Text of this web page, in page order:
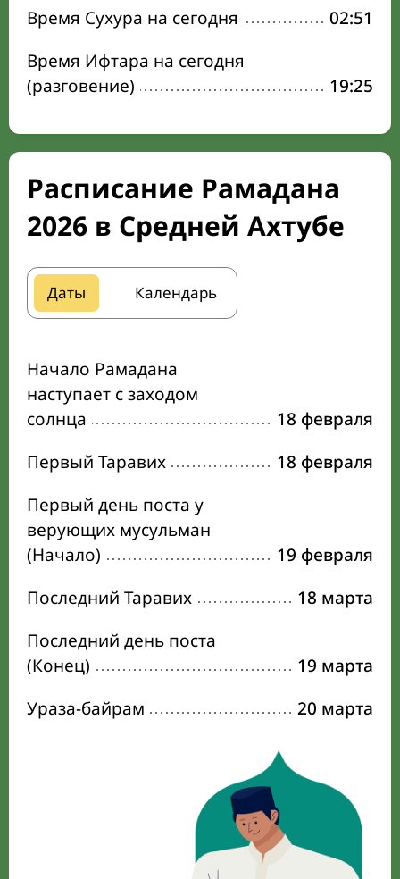
Время Сухура на сегодня
02:51
Время Ифтара на сегодня
(разговение)
19:25
Расписание Рамадана
2026 в Средней Ахтубе
Даты Календарь
Начало Рамадана
наступает с заходом
солнца
18 февраля
Первый Таравих
18 февраля
Первый день поста у
верующих мусульман
(Начало)
19 февраля
Последний Таравих
18 марта
Последний день поста
(Конец)
19 марта
Ураза-байрам
20 марта